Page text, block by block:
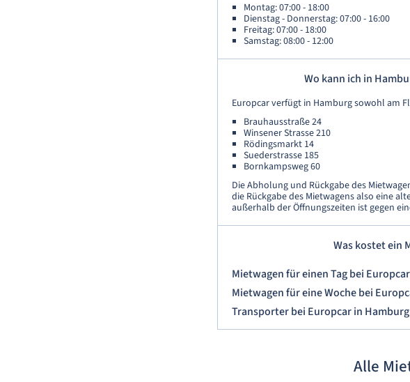
Montag: 07:00 - 18:00
Dienstag - Donnerstag: 07:00 - 16:00
Freitag: 07:00 - 18:00
Samstag: 08:00 - 12:00
Wo kann ich in
Europcar verfügt in Hamburg sowohl am
Brauhausstraße 24
Winsener Strasse 210
Rödingsmarkt 14
Suederstrasse 185
Bornkampsweg 60
Die Abholung und Rückgabe des
die Rückgabe des Mietwagens also eine
außerhalb der Öffnungszeiten ist gegen
Was kostet ein
Mietwagen für einen Tag bei
Mietwagen für eine Woche bei
Transporter bei Europcar in
Alle